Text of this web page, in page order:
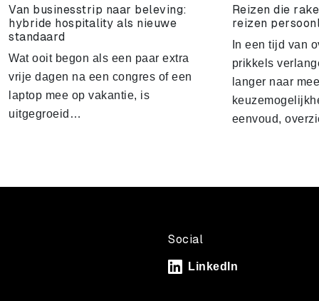
Van businesstrip naar beleving:
hybride hospitality als nieuwe
standaard
Wat ooit begon als een paar extra
vrije dagen na een congres of een
laptop mee op vakantie, is
uitgegroeid…
Reizen die
reizen
In een tijd van
prikkels
langer naar
eenvoud,
Social
LinkedIn